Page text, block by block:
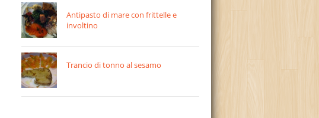
Antipasto di mare con frittelle e
involtino
Trancio di tonno al sesamo